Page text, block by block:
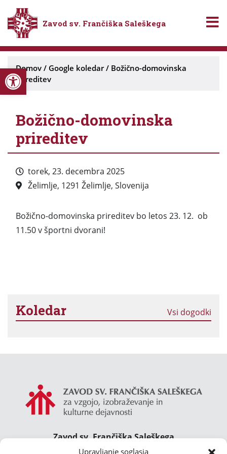
Open toolbar
Upravljanje soglasja
Zavod sv. Frančiška Saleškega
Domov / Google koledar/ Božično-domovinska
prireditev
Božično-domovinska
prireditev
torek, 23. decembra 2025
Želimlje, 1291 Želimlje, Slovenija
Božično-domovinska prireditev bo letos 23. 12. ob
11.50 v športni dvorani!
Koledar Vsi dogodki
Zavod sv. Frančiška Saleškega
Gimnazija Želimlje ° Dom Janeza Boska ° Majcnov